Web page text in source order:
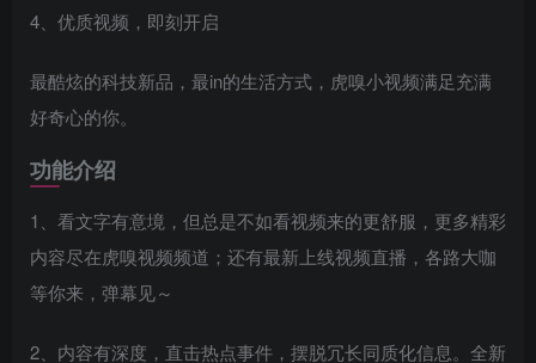
4、优质视频，即刻开启
最酷炫的科技新品，最in的生活方式，虎嗅小视频满足充满
好奇心的你。
功能介绍
1、看文字有意境，但总是不如看视频来的更舒服，更多精彩
内容尽在虎嗅视频频道；还有最新上线视频直播，各路大咖
等你来，弹幕见～
2、内容有深度，直击热点事件，摆脱冗长同质化信息。全新